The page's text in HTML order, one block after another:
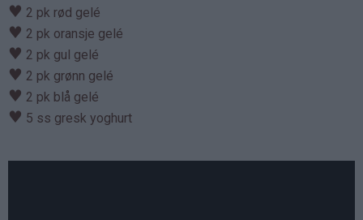
♥ 2 pk rød gelé
♥ 2 pk oransje gelé
♥ 2 pk gul gelé
♥ 2 pk grønn gelé
♥ 2 pk blå gelé
♥ 5 ss gresk yoghurt